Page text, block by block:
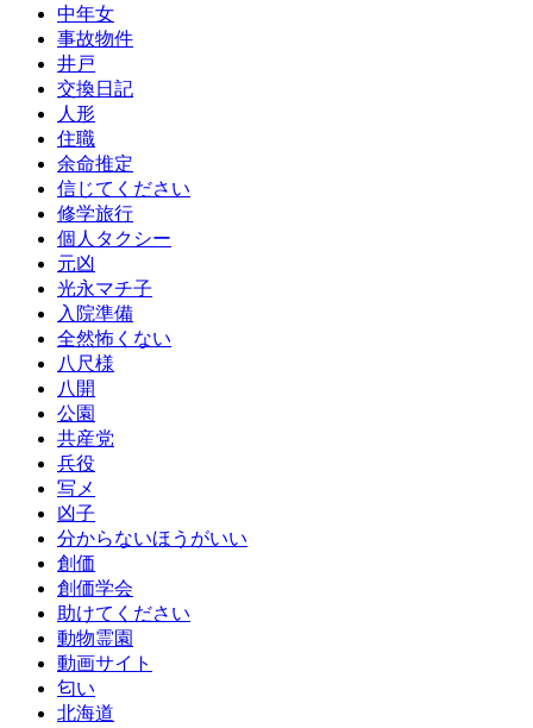
中年女
事故物件
井戸
交換日記
人形
住職
余命推定
信じてください
修学旅行
個人タクシー
元凶
光永マチ子
入院準備
全然怖くない
八尺様
八開
公園
共産党
兵役
写メ
凶子
分からないほうがいい
創価
創価学会
助けてください
動物霊園
動画サイト
匂い
北海道